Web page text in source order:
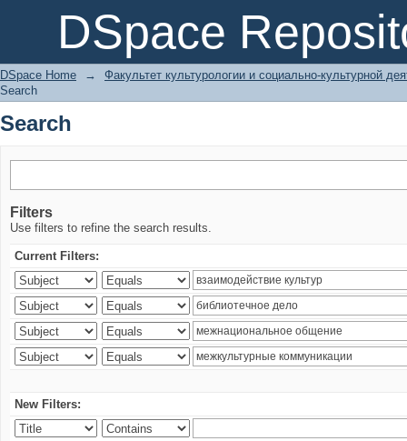
DSpace
Search
DSpace Home →
Факультет культурологии и социально-культурной
Search
Search
Filters
Use filters to refine the search results.
Current Filters:
New Filters: